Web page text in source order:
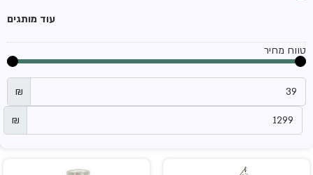
amouroud
antonio banderas
Aquolina
Arabian Oud
עוד מותגים
טווח מחיר
₪
₪